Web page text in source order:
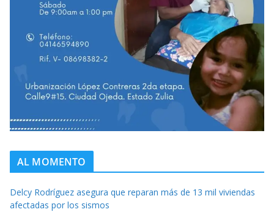
AL MOMENTO
Delcy Rodríguez asegura que reparan más de 13 mil viviendas
afectadas por los sismos